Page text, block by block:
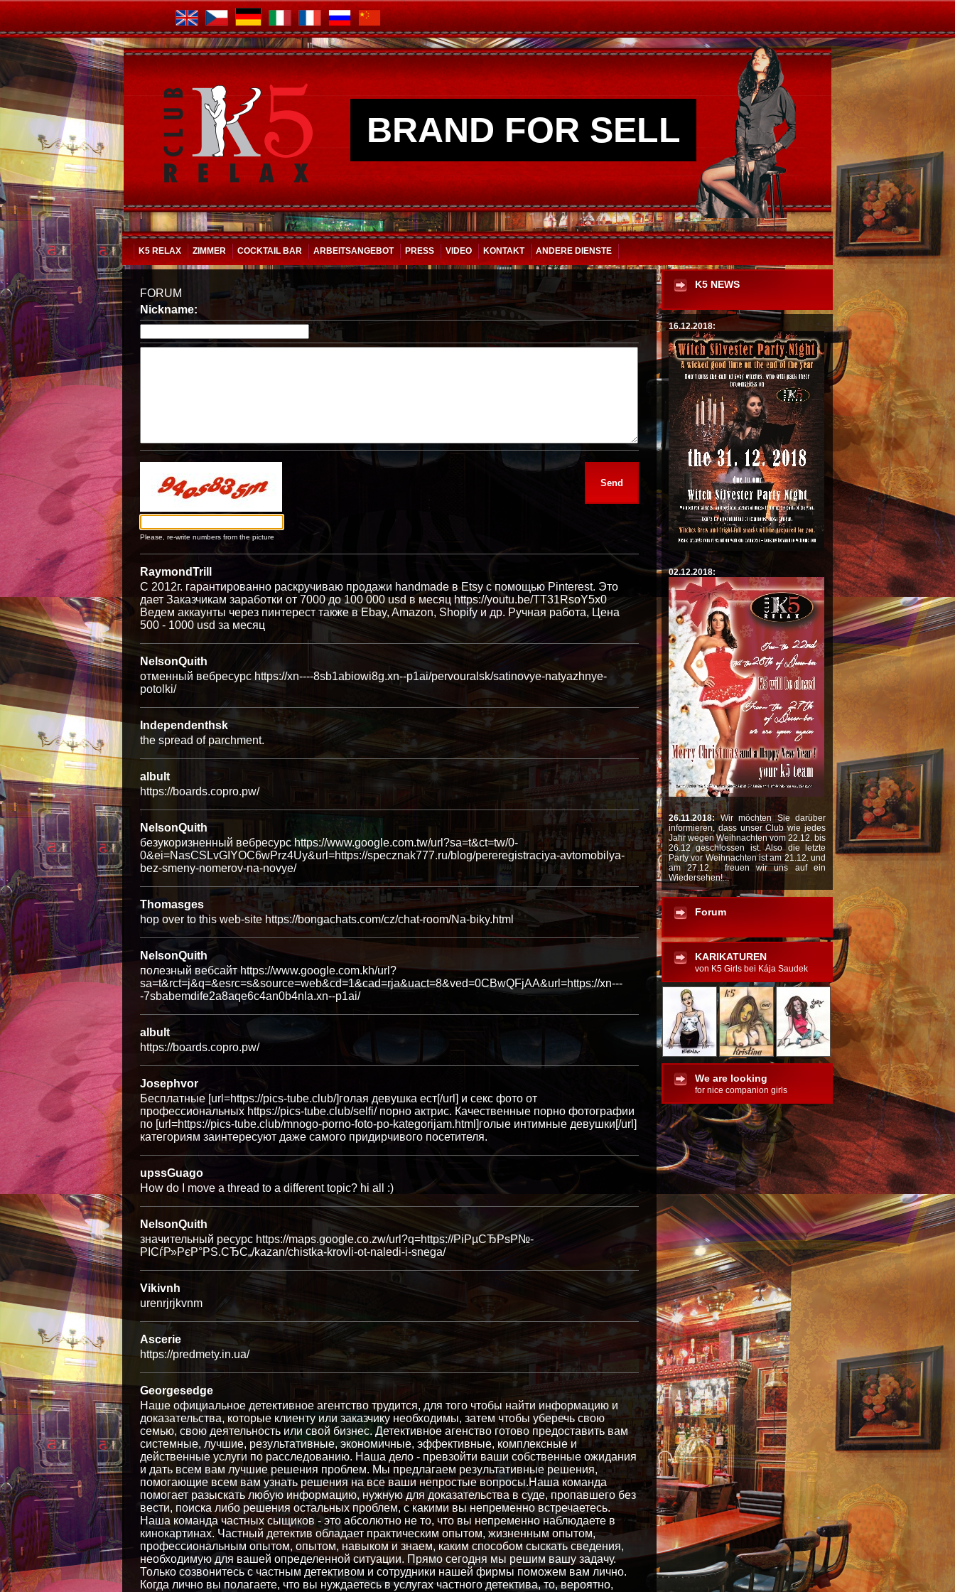
BRAND FOR SELL
K5 RELAX ZIMMER COCKTAIL BAR ARBEITSANGEBOT PRESS VIDEO KONTAKT ANDERE DIENSTE
FORUM
Nickname:
Please, re-write numbers from the picture
RaymondTrill
С 2012г. гарантированно раскручиваю продажи handmade в Etsy с помощью Pinterest. Это
дает Заказчикам заработки от 7000 до 100 000 usd в месяц https://youtu.be/TT31RsoY5x0
Ведем аккаунты через пинтерест также в Ebay, Amazon, Shopify и др. Ручная работа, Цена
500 - 1000 usd за месяц
NelsonQuith
отменный вебресурс https://xn----8sb1abiowi8g.xn--p1ai/pervouralsk/satinovye-natyazhnye-
potolki/
Independenthsk
the spread of parchment.
albult
https://boards.copro.pw/
NelsonQuith
безукоризненный вебресурс https://www.google.com.tw/url?sa=t&ct=tw/0-
0&ei=NasCSLvGIYOC6wPrz4Uy&url=https://specznak777.ru/blog/pereregistraciya-avtomobilya-
bez-smeny-nomerov-na-novye/
Thomasges
hop over to this web-site https://bongachats.com/cz/chat-room/Na-biky.html
NelsonQuith
полезный вебсайт https://www.google.com.kh/url?
sa=t&rct=j&q=&esrc=s&source=web&cd=1&cad=rja&uact=8&ved=0CBwQFjAA&url=https://xn---
-7sbabemdife2a8aqe6c4an0b4nla.xn--p1ai/
albult
https://boards.copro.pw/
Josephvor
Бесплатные [url=https://pics-tube.club/]голая девушка ест[/url] и секс фото от
профессиональных https://pics-tube.club/selfi/ порно актрис. Качественные порно фотографии
по [url=https://pics-tube.club/mnogo-porno-foto-po-kategorijam.html]голые интимные девушки[/url]
категориям заинтересуют даже самого придирчивого посетителя.
upssGuago
How do I move a thread to a different topic? hi all :)
NelsonQuith
значительный ресурс https://maps.google.co.zw/url?q=https://РіРµСЂРѕР№-
РІСѓР»РєР°РЅ.СЂС„/kazan/chistka-krovli-ot-naledi-i-snega/
Vikivnh
urenrjrjkvnm
Ascerie
https://predmety.in.ua/
Georgesedge
Наше официальное детективное агентство трудится, для того чтобы найти информацию и
доказательства, которые клиенту или заказчику необходимы, затем чтобы уберечь свою
семью, свою деятельность или свой бизнес. Детективное агенство готово предоставить вам
системные, лучшие, результативные, экономичные, эффективные, комплексные и
действенные услуги по расследованию. Наша дело - превзойти ваши собственные ожидания
и дать всем вам лучшие решения проблем. Мы предлагаем результативные решения,
помогающие всем вам узнать решения на все ваши непростые вопросы.Наша команда
помогает разыскать любую информацию, нужную для доказательства в суде, пропавшего без
вести, поиска либо решения остальных проблем, с какими вы непременно встречаетесь.
Наша команда частных сыщиков - это абсолютно не то, что вы непременно наблюдаете в
кинокартинах. Частный детектив обладает практическим опытом, жизненным опытом,
профессиональным опытом, опытом, навыком и знаем, каким способом сыскать сведения,
необходимую для вашей определенной ситуации. Прямо сегодня мы решим вашу задачу.
Только созвонитесь с частным детективом и сотрудники нашей фирмы поможем вам лично.
Когда лично вы полагаете, что вы нуждаетесь в услугах частного детектива, то, вероятно,
K5 NEWS
16.12.2018:
02.12.2018:
26.11.2018:Wir möchten Sie darüber
informieren, dass unser Club wie jedes
Jahr wegen Weihnachten vom 22.12. bis
26.12 geschlossen ist. Also die letzte
Party vor Weihnachten ist am 21.12. und
am 27.12. freuen wir uns auf ein
Wiedersehen!...
Forum
KARIKATUREN
von K5 Girls bei Kája Saudek
We are looking
for nice companion girls